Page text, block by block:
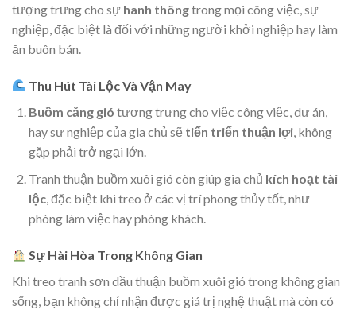
tượng trưng cho sự hanh thôngtrong mọi công việc, sự
nghiệp, đặc biệt là đối với những người khởi nghiệp hay làm
ăn buôn bán.
Thu Hút Tài Lộc Và Vận May
Buồm căng gió tượng trưng cho việc công việc, dự án,
hay sự nghiệp của gia chủ sẽ tiến triển thuận lợi, không
gặp phải trở ngại lớn.
Tranh thuận buồm xuôi gió còn giúp gia chủ kích hoạt tài
lộc, đặc biệt khi treo ở các vị trí phong thủy tốt, như
phòng làm việc hay phòng khách.
Sự Hài Hòa Trong Không Gian
Khi treo tranh sơn dầu thuận buồm xuôi gió trong không gian
sống, bạn không chỉ nhận được giá trị nghệ thuật mà còn có